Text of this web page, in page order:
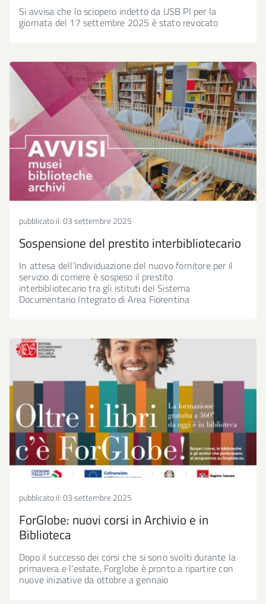
Si avvisa che lo sciopero indetto da USB PI per la
giornata del 17 settembre 2025 è stato revocato
pubblicato il:03 settembre 2025
Sospensione del prestito interbibliotecario
In attesa dell'individuazione del nuovo fornitore per il
servizio di corriere è sospeso il prestito
interbibliotecario tra gli istituti del Sistema
Documentario Integrato di Area Fiorentina
pubblicato il:03 settembre 2025
ForGlobe: nuovi corsi in Archivio e in
Biblioteca
Dopo il successo dei corsi che si sono svolti durante la
primavera e l’estate, Forglobe è pronto a ripartire con
nuove iniziative da ottobre a gennaio